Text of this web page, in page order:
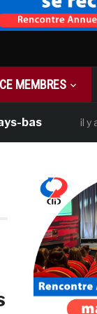
MEMBRES
il y a 1 mois